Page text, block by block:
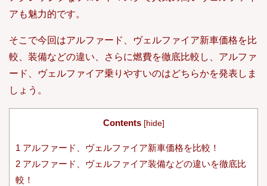
アも魅力的です。
そこで今回はアルファード、ヴェルファイア新車価格を比
較、装備などの違い、さらに燃費を徹底比較し、アルファ
ード、ヴェルファイア乗りやすいのはどちらかを発表しま
しょう。
Contents [hide]
1 アルファード、ヴェルファイア新車価格を比較！
2 アルファード、ヴェルファイア装備などの違いを徹底比
較！